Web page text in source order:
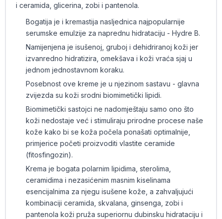
i ceramida, glicerina, zobi i pantenola.
Bogatija je i kremastija nasljednica najpopularnije
serumske emulzije za naprednu hidrataciju - Hydre B.
Namijenjena je isušenoj, gruboj i dehidriranoj koži jer
izvanredno hidratizira, omekšava i koži vraća sjaj u
jednom jednostavnom koraku.
Posebnost ove kreme je u njezinom sastavu - glavna
zvijezda su koži srodni biomimetički lipidi.
Biomimetički sastojci ne nadomještaju samo ono što
koži nedostaje već i stimuliraju prirodne procese naše
kože kako bi se koža počela ponašati optimalnije,
primjerice početi proizvoditi vlastite ceramide
(fitosfingozin).
Krema je bogata polarnim lipidima, sterolima,
ceramidima i nezasićenim masnim kiselinama
esencijalnima za njegu isušene kože, a zahvaljujući
kombinaciji ceramida, skvalana, ginsenga, zobi i
pantenola koži pruža superiornu dubinsku hidrataciju i